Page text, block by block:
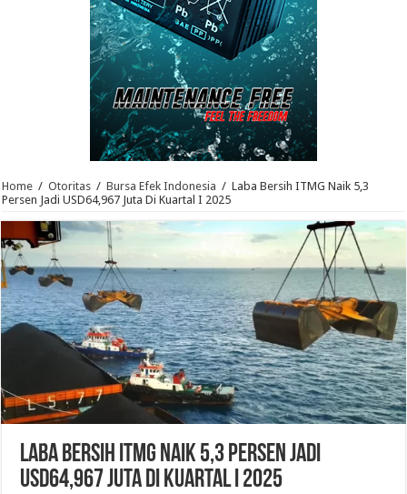
Home / Otoritas / Bursa Efek Indonesia / Laba Bersih ITMG Naik 5,3
Persen Jadi USD64,967 Juta Di Kuartal I 2025
Laba Bersih ITMG Naik 5,3 Persen Jadi
USD64,967 Juta Di Kuartal I 2025